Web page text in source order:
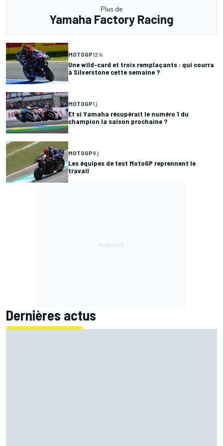
Plus de
Yamaha Factory Racing
MOTOGP12 h
Une wild-card et trois remplaçants : qui courra
à Silverstone cette semaine ?
MOTOGP1 j
Et si Yamaha récupérait le numéro 1 du
champion la saison prochaine ?
MOTOGP8 j
Les équipes de test MotoGP reprennent le
travail
Dernières actus